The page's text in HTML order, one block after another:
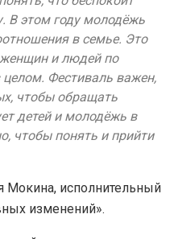
В этом году молодёжь
в семье. Это
и людей по
Фестиваль важен,
чтобы обращать
детей и молодёжь в
чтобы понять и прийти
Мокина, исполнительный
изменений».